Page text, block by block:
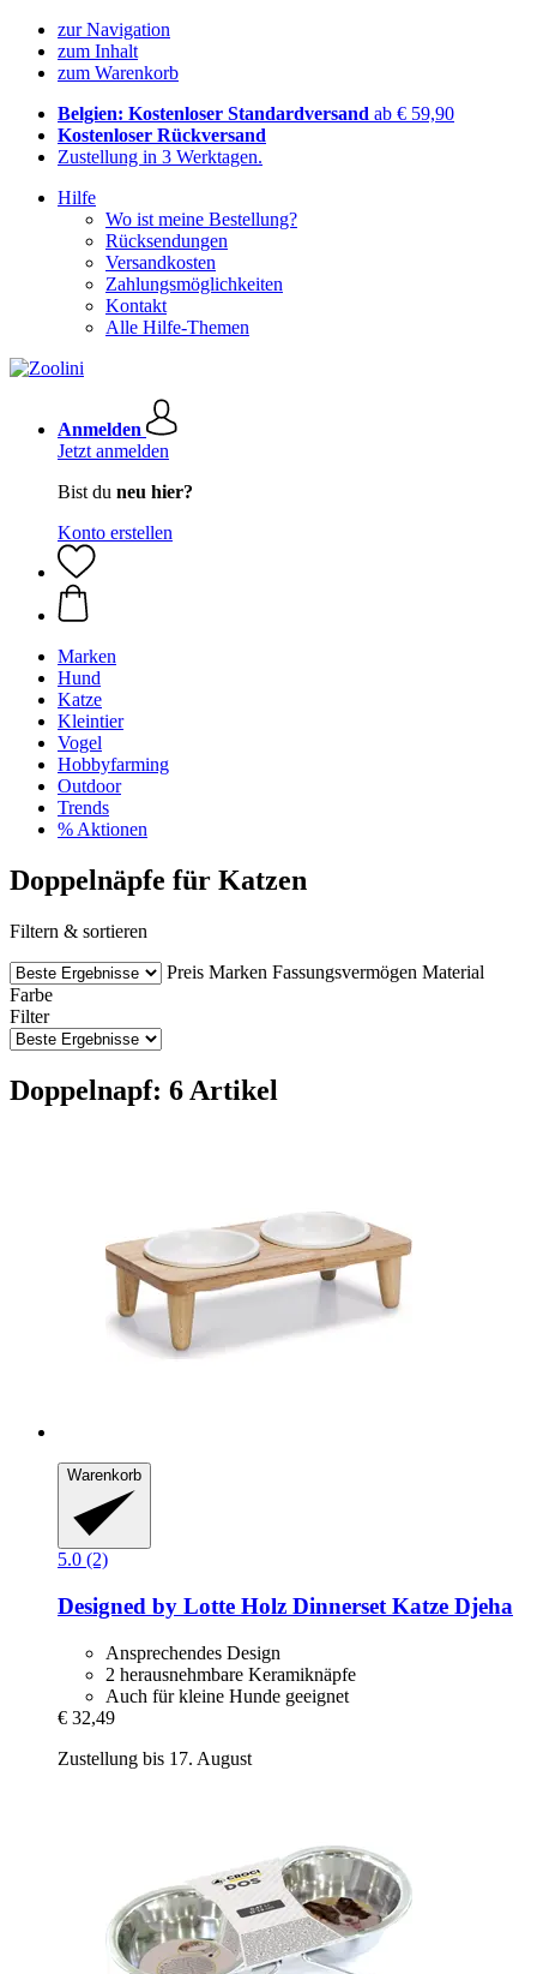
zur Navigation
zum Inhalt
zum Warenkorb
Belgien: Kostenloser Standardversand ab € 59,90
Kostenloser Rückversand
Zustellung in 3 Werktagen.
Hilfe
Wo ist meine Bestellung?
Rücksendungen
Versandkosten
Zahlungsmöglichkeiten
Kontakt
Alle Hilfe-Themen
Anmelden
Jetzt anmelden
Bist du neu hier?
Konto erstellen
Marken
Hund
Katze
Kleintier
Vogel
Hobbyfarming
Outdoor
Trends
% Aktionen
Doppelnäpfe für Katzen
Filtern & sortieren
Preis Marken Fassungsvermögen Material
Farbe
Filter
Doppelnapf: 6 Artikel
Warenkorb
5.0 (2)
Designed by Lotte Holz Dinnerset Katze Djeha
Ansprechendes Design
2 herausnehmbare Keramiknäpfe
Auch für kleine Hunde geeignet
€ 32,49
Zustellung bis 17. August